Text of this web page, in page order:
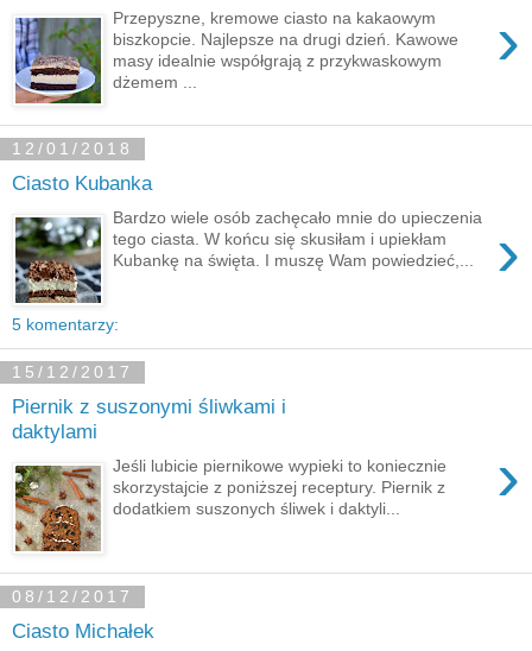
›
Przepyszne, kremowe ciasto na kakaowym
biszkopcie. Najlepsze na drugi dzień. Kawowe
masy idealnie współgrają z przykwaskowym
dżemem ...
12/01/2018
Ciasto Kubanka
›
Bardzo wiele osób zachęcało mnie do upieczenia
tego ciasta. W końcu się skusiłam i upiekłam
Kubankę na święta. I muszę Wam powiedzieć,...
5 komentarzy:
15/12/2017
Piernik z suszonymi śliwkami i
daktylami
›
Jeśli lubicie piernikowe wypieki to koniecznie
skorzystajcie z poniższej receptury. Piernik z
dodatkiem suszonych śliwek i daktyli...
08/12/2017
Ciasto Michałek